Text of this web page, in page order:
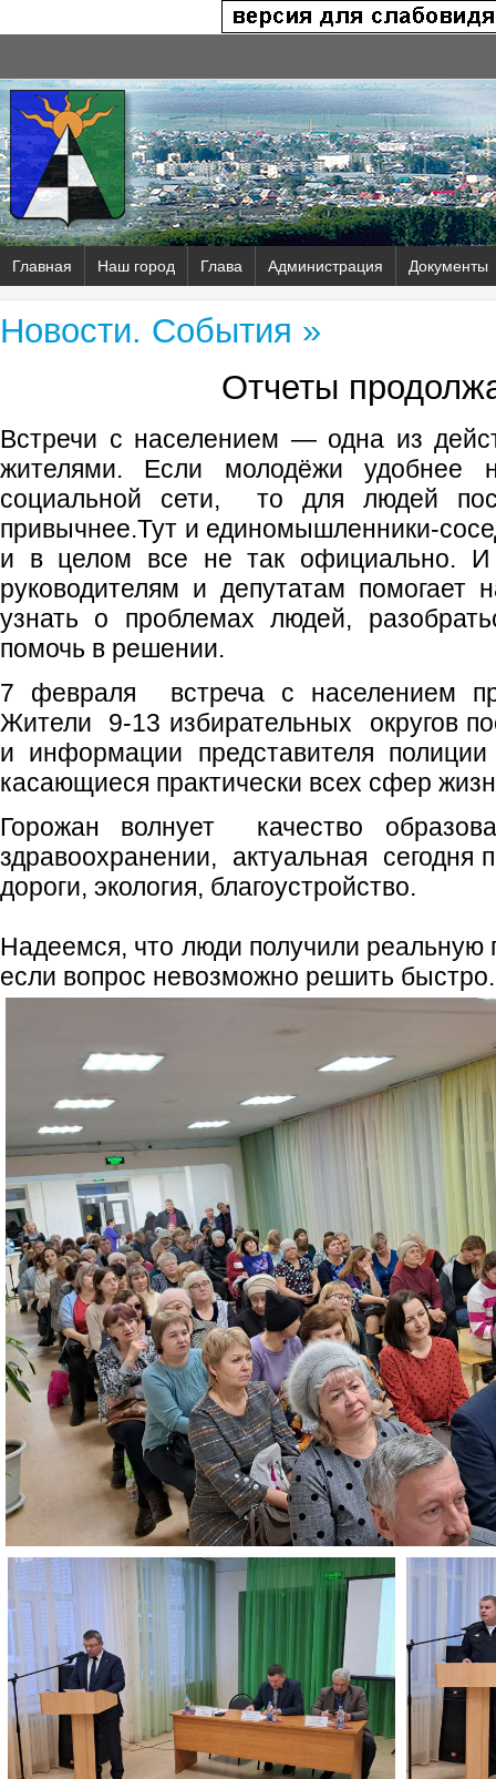
Главная Наш город Глава Администрация Документы
Новости. События »
Отчеты
Встречи с населением — одна из
жителями. Если молодёжи удобнее
социальной сети, то для людей
привычнее.Тут и единомышленники-
и в целом все не так официально. И
руководителям и депутатам помогает
узнать о проблемах людей,
помочь в решении.
7 февраля встреча с населением
Жители 9-13 избирательных округов
и информации представителя
касающиеся практически всех сфер
Горожан волнует качество
здравоохранении, актуальная сегодня
дороги, экология, благоустройство.
Надеемся, что люди получили
если вопрос невозможно решить быстро.